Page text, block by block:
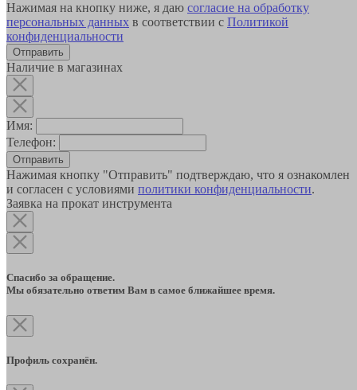
Нажимая на кнопку ниже, я даю согласие на обработку
персональных данных в соответствии с Политикой
конфиденциальности
Наличие в магазинах
Имя:
Телефон:
Отправить
Нажимая кнопку "Отправить" подтверждаю, что я ознакомлен
и согласен с условиями политики конфиденциальности.
Заявка на прокат инструмента
Спасибо за обращение.
Мы обязательно ответим Вам в самое ближайшее время.
Профиль сохранён.